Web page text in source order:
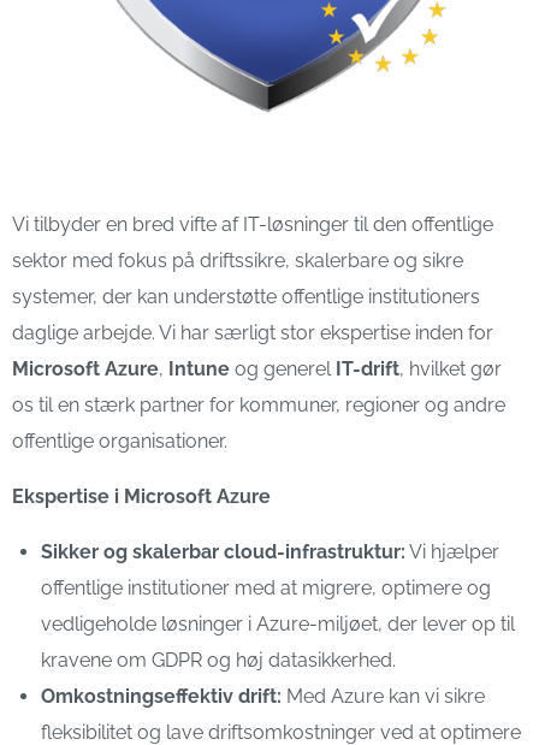
Vi tilbyder en bred vifte af IT-løsninger til den offentlige
sektor med fokus på driftssikre, skalerbare og sikre
systemer, der kan understøtte offentlige institutioners
daglige arbejde. Vi har særligt stor ekspertise inden for
Microsoft Azure, Intune og generel IT-drift, hvilket gør
os til en stærk partner for kommuner, regioner og andre
offentlige organisationer.
Ekspertise i Microsoft Azure
Sikker og skalerbar cloud-infrastruktur: Vi hjælper
offentlige institutioner med at migrere, optimere og
vedligeholde løsninger i Azure-miljøet, der lever op til
kravene om GDPR og høj datasikkerhed.
Omkostningseffektiv drift: Med Azure kan vi sikre
fleksibilitet og lave driftsomkostninger ved at optimere